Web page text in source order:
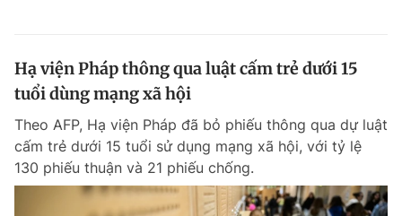
Hạ viện Pháp thông qua luật cấm trẻ dưới 15
tuổi dùng mạng xã hội
Theo AFP, Hạ viện Pháp đã bỏ phiếu thông qua dự luật
cấm trẻ dưới 15 tuổi sử dụng mạng xã hội, với tỷ lệ
130 phiếu thuận và 21 phiếu chống.